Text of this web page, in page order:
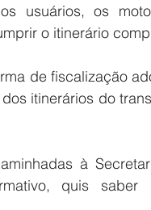
usuários, os
o itinerário
de fiscalização
itinerários do
à
quis saber